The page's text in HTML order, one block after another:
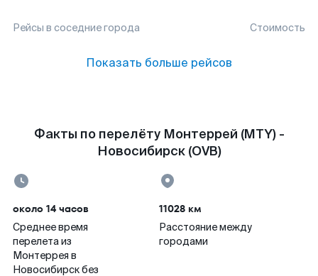
Рейсы в соседние города Стоимость
Показать больше рейсов
Факты по перелёту Монтеррей (MTY) -
Новосибирск (OVB)
около 14 часов
Среднее время
перелета из
Монтеррея в
Новосибирск без
11028 км
Расстояние между
городами